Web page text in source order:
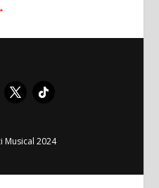
Musical 2024